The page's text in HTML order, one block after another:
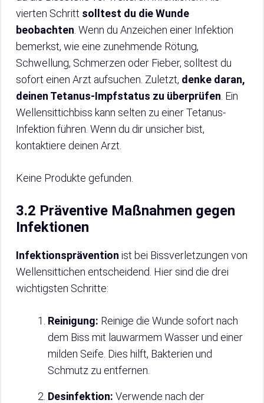
vierten Schritt solltest du die Wunde
beobachten. Wenn du Anzeichen einer Infektion
bemerkst, wie eine zunehmende Rötung,
Schwellung, Schmerzen oder Fieber, solltest du
sofort einen Arzt aufsuchen. Zuletzt, denke daran,
deinen Tetanus-Impfstatus zu überprüfen. Ein
Wellensittichbiss kann selten zu einer Tetanus-
Infektion führen. Wenn du dir unsicher bist,
kontaktiere deinen Arzt.
Keine Produkte gefunden.
3.2 Präventive Maßnahmen gegen
Infektionen
Infektionsprävention ist bei Bissverletzungen von
Wellensittichen entscheidend. Hier sind die drei
wichtigsten Schritte:
Reinigung: Reinige die Wunde sofort nach
dem Biss mit lauwarmem Wasser und einer
milden Seife. Dies hilft, Bakterien und
Schmutz zu entfernen.
Desinfektion: Verwende nach der